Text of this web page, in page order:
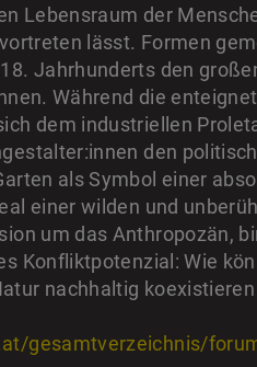
Lebensraum der
lässt. Formen
Jahrhunderts den
Während die
dem industriellen
den
als Symbol einer
einer wilden und
um das Anthropozän,
Konfliktpotenzial: Wie
nachhaltig
gesamtverzeichnis/